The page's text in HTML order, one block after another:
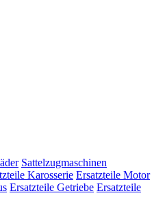
Sattelzugmaschinen
Karosserie Ersatzteile Motor
Ersatzteile Getriebe Ersatzteile